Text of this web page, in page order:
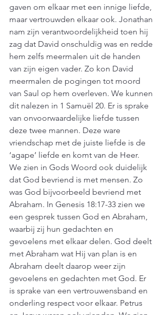
gaven om elkaar met een innige liefde,
maar vertrouwden elkaar ook. Jonathan
nam zijn verantwoordelijkheid toen hij
zag dat David onschuldig was en redde
hem zelfs meermalen uit de handen
van zijn eigen vader. Zo kon David
meermalen de pogingen tot moord
van Saul op hem overleven. We kunnen
dit nalezen in 1 Samuël 20. Er is sprake
van onvoorwaardelijke liefde tussen
deze twee mannen. Deze ware
vriendschap met de juiste liefde is de
‘agape’ liefde en komt van de Heer.
We zien in Gods Woord ook duidelijk
dat God bevriend is met mensen. Zo
was God bijvoorbeeld bevriend met
Abraham. In Genesis 18:17-33 zien we
een gesprek tussen God en Abraham,
waarbij zij hun gedachten en
gevoelens met elkaar delen. God deelt
met Abraham wat Hij van plan is en
Abraham deelt daarop weer zijn
gevoelens en gedachten met God. Er
is sprake van een vertrouwensband en
onderling respect voor elkaar. Petrus